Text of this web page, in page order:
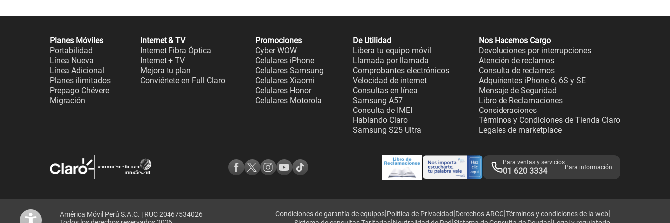
Planes Móviles
Portabilidad
Línea Nueva
Línea Adicional
Planes ilimitados
Prepago Chévere
Migración
Internet & TV
Internet Fibra Óptica
Internet + TV
Mejora tu plan
Conviértete en Full Claro
Promociones
Cyber WOW
Celulares iPhone
Celulares Samsung
Celulares Xiaomi
Celulares Honor
Celulares Motorola
De Utilidad
Libera tu equipo móvil
Llamada por llamada
Comprobantes electrónicos
Velocidad de internet
Consultas en línea
Samsung A57
Consulta de IMEI
Hablando Claro
Samsung S25 Ultra
Nos Hacemos Cargo
Devoluciones por interrupciones
Atención de reclamos
Consulta de reclamos
Adquirientes iPhone 6, 6S y SE
Mensaje de Seguridad
Libro de Reclamaciones
Consideraciones
Términos y Condiciones de Tienda Claro
Legales de marketplace
Para ventas y servicios
01 620 3334 Para información
América Móvil Perú S.A.C. | RUC 20467534026
Condiciones de garantía de equipos|Política de Privacidad|Derechos ARCO|Términos y condiciones de la web|